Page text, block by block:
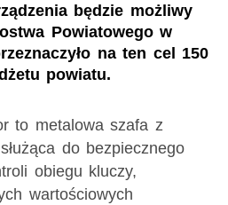
będzie możliwy
Powiatowego w
na ten cel 150
powiatu.
to metalowa szafa z
do bezpiecznego
obiegu kluczy,
wartościowych